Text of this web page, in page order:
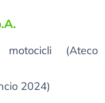
(Ateco
2024)